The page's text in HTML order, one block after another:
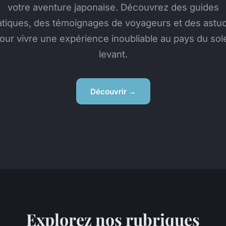
votre aventure japonaise. Découvrez des guides
des témoignages de voyageurs et des
vivre une expérience inoubliable au pays du
levant.
Découvrir →
Explorez nos rubriques